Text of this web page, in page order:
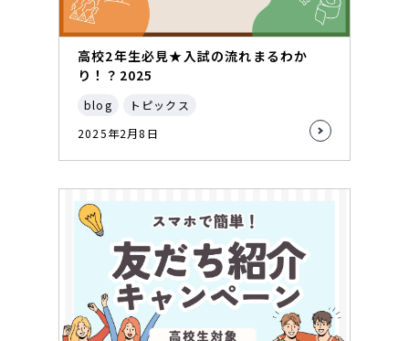
高校2年生必見★入試の流れまるわか
り！？2025
blog
トピックス
2025年2月8日